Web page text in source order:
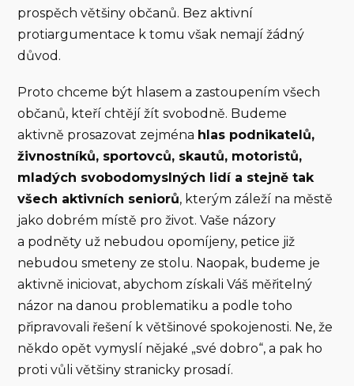
prospěch většiny občanů. Bez aktivní
protiargumentace k tomu však nemají žádný
důvod.
Proto chceme být hlasem a zastoupením všech
občanů, kteří chtějí žít svobodně. Budeme
aktivně prosazovat zejména hlas podnikatelů,
živnostníků, sportovců, skautů, motoristů,
mladých svobodomyslných lidí a stejně tak
všech aktivních seniorů, kterým záleží na městě
jako dobrém místě pro život. Vaše názory
a podněty už nebudou opomíjeny, petice již
nebudou smeteny ze stolu. Naopak, budeme je
aktivně iniciovat, abychom získali Váš měřitelný
názor na danou problematiku a podle toho
připravovali řešení k většinové spokojenosti. Ne, že
někdo opět vymyslí nějaké „své dobro“, a pak ho
proti vůli většiny stranicky prosadí.